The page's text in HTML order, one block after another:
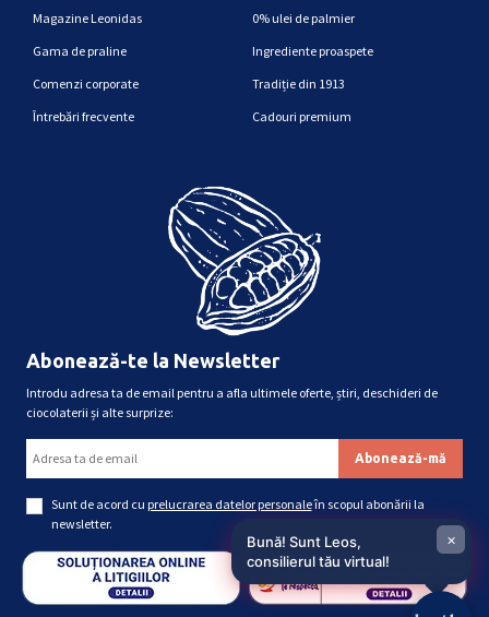
Magazine Leonidas
Gama de praline
Comenzi corporate
Întrebări frecvente
0% ulei de palmier
Ingrediente proaspete
Tradiție din 1913
Cadouri premium
Abonează-te la Newsletter
Introdu adresa ta de email pentru a afla ultimele oferte, știri, deschideri de
ciocolaterii și alte surprize:
Sunt de acord cu prelucrarea datelor personaleîn scopul abonării la
newsletter.
Bună! Sunt Leos,
consilierul tău virtual!
×